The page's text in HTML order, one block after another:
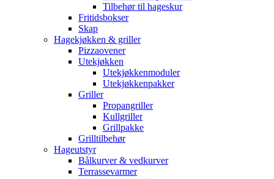
Tilbehør til hageskur
Fritidsbokser
Skap
Hagekjøkken & griller
Pizzaovener
Utekjøkken
Utekjøkkenmoduler
Utekjøkkenpakker
Griller
Propangriller
Kullgriller
Grillpakke
Grilltilbehør
Hageutstyr
Bålkurver & vedkurver
Terrassevarmer